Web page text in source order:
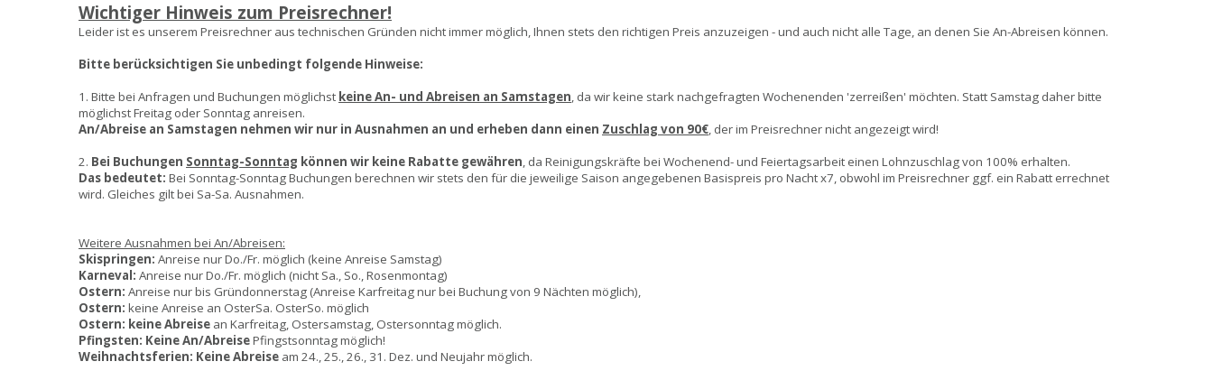
Wichtiger Hinweis zum Preisrechner!
Leider ist es unserem Preisrechner aus technischen Gründen nicht immer möglich, Ihnen stets den richtigen Preis anzuzeigen - und auch nicht alle Tage, an denen Sie An-Abreisen können.
Bitte berücksichtigen Sie unbedingt folgende Hinweise:
1. Bitte bei Anfragen und Buchungen möglichst keine An- und Abreisen an Samstagen, da wir keine stark nachgefragten Wochenenden 'zerreißen' möchten. Statt Samstag daher bitte
möglichst Freitag oder Sonntag anreisen.
An/Abreise an Samstagen nehmen wir nur in Ausnahmen an und erheben dann einen Zuschlag von 90€, der im Preisrechner nicht angezeigt wird!
2. Bei Buchungen Sonntag-Sonntag können wir keine Rabatte gewähren, da Reinigungskräfte bei Wochenend- und Feiertagsarbeit einen Lohnzuschlag von 100% erhalten.
Das bedeutet: Bei Sonntag-Sonntag Buchungen berechnen wir stets den für die jeweilige Saison angegebenen Basispreis pro Nacht x7, obwohl im Preisrechner ggf. ein Rabatt errechnet
wird. Gleiches gilt bei Sa-Sa. Ausnahmen.
Weitere Ausnahmen bei An/Abreisen:
Skispringen: Anreise nur Do./Fr. möglich (keine Anreise Samstag)
Karneval: Anreise nur Do./Fr. möglich (nicht Sa., So., Rosenmontag)
Ostern: Anreise nur bis Gründonnerstag (Anreise Karfreitag nur bei Buchung von 9 Nächten möglich),
Ostern: keine Anreise an OsterSa. OsterSo. möglich
Ostern: keine Abreise an Karfreitag, Ostersamstag, Ostersonntag möglich.
Pfingsten: Keine An/AbreisePfingstsonntag möglich!
Weihnachtsferien: Keine Abreise am 24., 25., 26., 31. Dez. und Neujahr möglich.